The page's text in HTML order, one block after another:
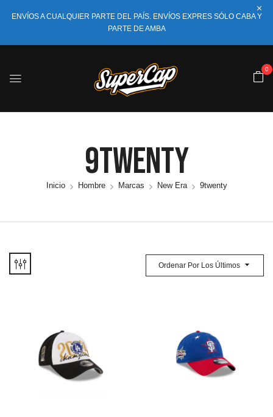
ENVÍOS A CUALQUIER PARTE DEL PAÍS. ENVÍOS EXPRES SÓLO CABA Y
PARTE DE AMBA
0
9twenty
Inicio Hombre Marcas New Era 9twenty
Ordenar Por Los Últimos